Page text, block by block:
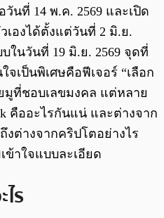
นที่ 14 พ.ค. 2569 และเปิด
องได้ตั้งแต่วันที่ 2 มิ.ย.
ในวันที่ 19 มิ.ย. 2569 จุดที่
เป็นพิเศษคือฟีเจอร์ “เลือก
มูที่ชอบเลขมงคล แต่หลาย
คืออะไรกันแน่ และต่างจาก
งต่างจากคริปโตอย่างไร
าใจแบบละเอียด
ร